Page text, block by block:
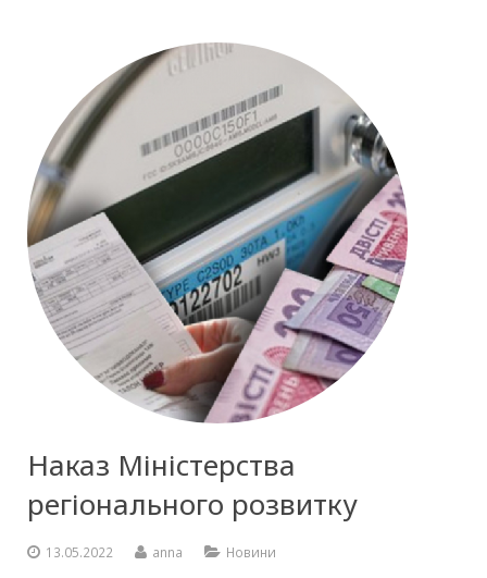
Наказ Міністерства
регіонального розвитку
13.05.2022 anna Новини